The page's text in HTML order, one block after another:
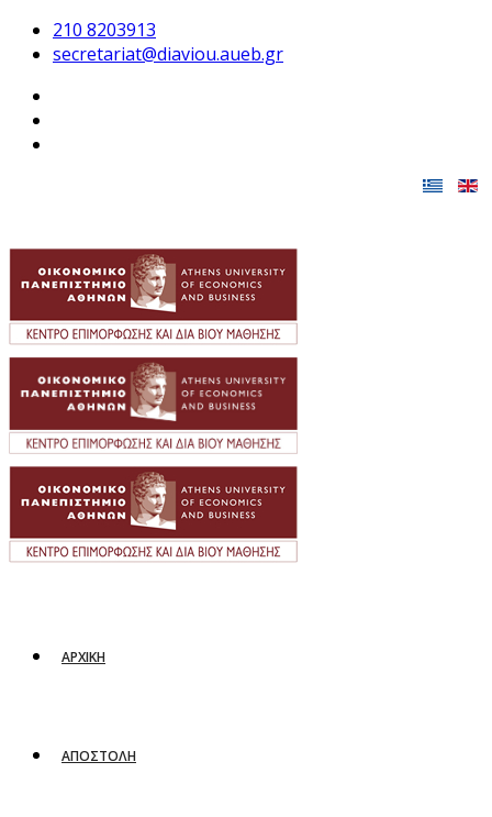
210 8203913
secretariat@diaviou.aueb.gr
ΑΡΧΙΚΗ
ΑΠΟΣΤΟΛΗ